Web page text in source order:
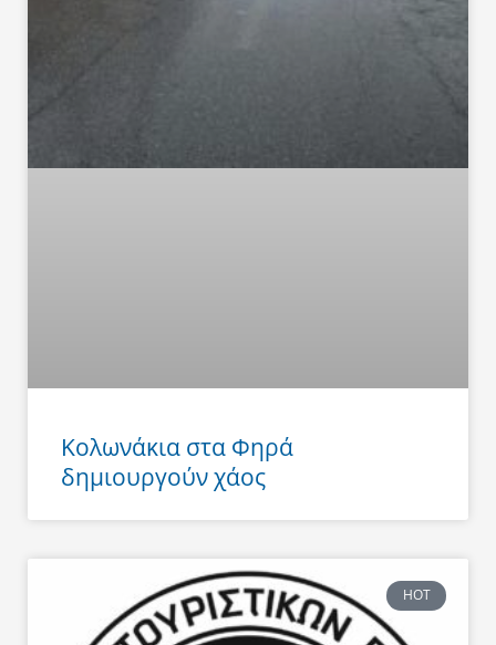
Κολωνάκια στα Φηρά
δημιουργούν χάος
HOT